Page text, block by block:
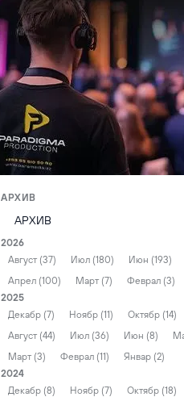
АРХИВ
2026
Август (37)
Июл (180) Июн (193)
Апрел (100)
Март (7) Феврал (3)
2025
Декабр (7)
Ноябр (11) Октябр (14)
Август (44)
Июл (36) Июн (8)
Март (3)
Феврал (11)
Январ (2)
2024
Декабр (8)
Ноябр (7) Октябр (18)